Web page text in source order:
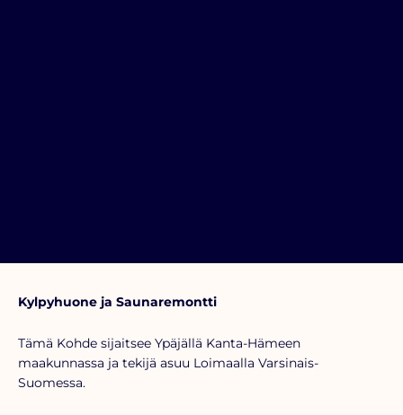
Kylpyhuone ja Saunaremontti
Tämä Kohde sijaitsee Ypäjällä Kanta-Hämeen
maakunnassa ja tekijä asuu Loimaalla Varsinais-
Suomessa.